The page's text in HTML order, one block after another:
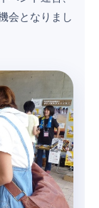
会となりまし